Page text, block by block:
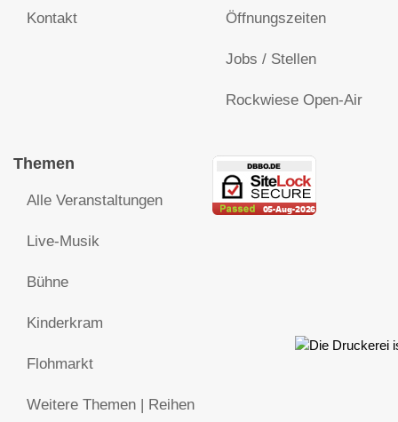
Kontakt Öffnungszeiten
Jobs / Stellen
Rockwiese Open-Air
Themen
Alle Veranstaltungen
Live-Musik
Bühne
Kinderkram
Flohmarkt
Weitere Themen | Reihen